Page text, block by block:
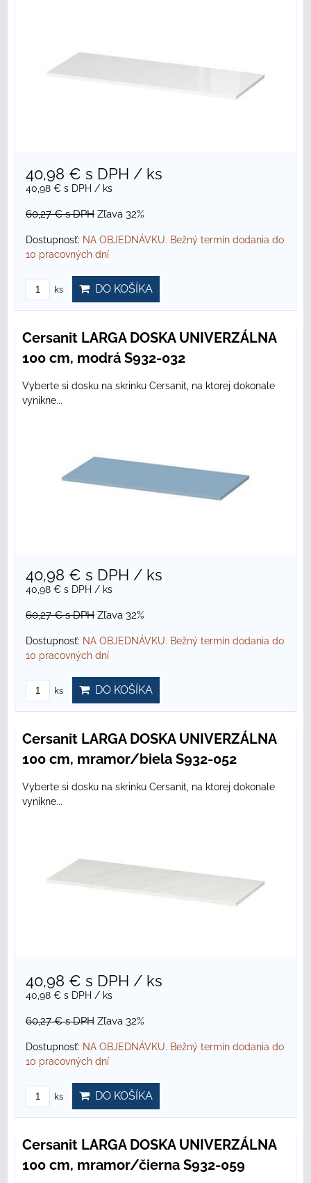
40,98 € s DPH / ks
40,98 € s DPH / ks
60,27 €s DPH Zľava 32%
Dostupnosť: NA OBJEDNÁVKU. Bežný termín dodania do
10 pracovných dní
ks DO KOŠÍKA
Cersanit LARGA DOSKA UNIVERZÁLNA
100 cm, modrá S932-032
Vyberte si dosku na skrinku Cersanit, na ktorej dokonale
vynikne...
40,98 € s DPH / ks
40,98 € s DPH / ks
60,27 €s DPH Zľava 32%
Dostupnosť: NA OBJEDNÁVKU. Bežný termín dodania do
10 pracovných dní
ks DO KOŠÍKA
Cersanit LARGA DOSKA UNIVERZÁLNA
100 cm, mramor/biela S932-052
Vyberte si dosku na skrinku Cersanit, na ktorej dokonale
vynikne...
40,98 € s DPH / ks
40,98 € s DPH / ks
60,27 €s DPH Zľava 32%
Dostupnosť: NA OBJEDNÁVKU. Bežný termín dodania do
10 pracovných dní
ks DO KOŠÍKA
Cersanit LARGA DOSKA UNIVERZÁLNA
100 cm, mramor/čierna S932-059